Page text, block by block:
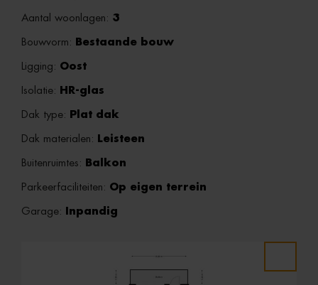
Aantal woonlagen: 3
Bouwvorm: Bestaande bouw
Ligging: Oost
Isolatie: HR-glas
Dak type: Plat dak
Dak materialen: Leisteen
Buitenruimtes: Balkon
Parkeerfaciliteiten: Op eigen terrein
Garage: Inpandig